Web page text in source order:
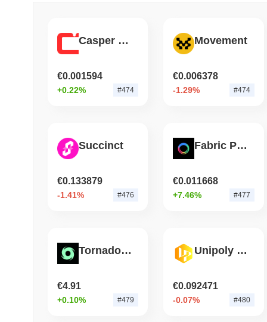
Casper Network
€0.001594
+0.22% #474
Movement
€0.006378
-1.29% #474
Succinct
€0.133879
-1.41% #476
Fabric Protocol
€0.011668
+7.46% #477
Tornado Cash
€4.91
+0.10% #479
Unipoly Coin
€0.092471
-0.07% #480